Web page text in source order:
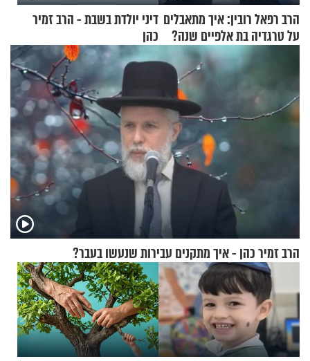
הרב רפאל רובין: איך מתאבלים
על טרגדיה בת אלפיים שנה?
דיני יולדת בשבת - הרב זמיר
כהן
הרב זמיר כהן - איך מתקנים עבירות שנעשו בעבר?